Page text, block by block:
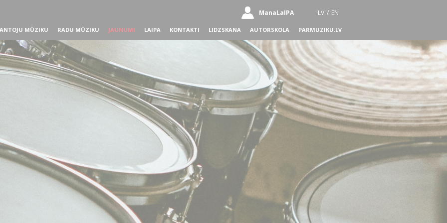
ManaLaIPA LV / EN
MŪZIKU RADU MŪZIKU JAUNUMI LAIPA KONTAKTI LIDZSKANA AUTORSKOLA PARMUZIKU.LV